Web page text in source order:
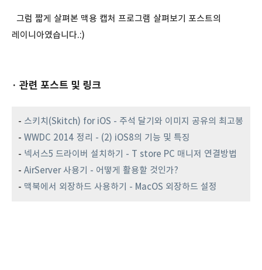
그럼 짧게 살펴본 맥용 캡처 프로그램 살펴보기 포스트의
레이니아였습니다.:)
· 관련 포스트 및 링크
- 스키치(Skitch) for iOS - 주석 달기와 이미지 공유의 최고봉
- WWDC 2014 정리 - (2) iOS8의 기능 및 특징
- 넥서스5 드라이버 설치하기 - T store PC 매니저 연결방법
- AirServer 사용기 - 어떻게 활용할 것인가?
- 맥북에서 외장하드 사용하기 - MacOS 외장하드 설정